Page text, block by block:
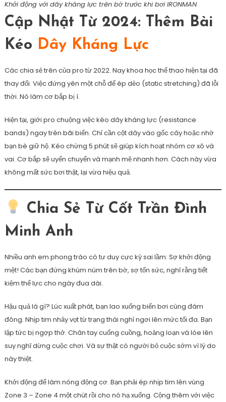
Khởi động với dây kháng lực trên bờ trước khi bơi IRONMAN
Cập Nhật Từ 2024: Thêm Bài
Kéo Dây Kháng Lực
Các chia sẻ trên của pro từ 2022. Nay khoa học thể thao hiện tại đã
thay đổi. Việc đứng yên một chỗ để ép dẻo (static stretching) đã lỗi
thời. Nó làm cơ bắp bị ì.
Hiện tại, giới pro chuộng việc kéo dây kháng lực (resistance
bands) ngay trên bãi biển. Chỉ cần cột dây vào gốc cây hoặc nhờ
bạn bè giữ hộ. Kéo chừng 5 phút sẽ giúp kích hoạt nhóm cơ xô và
vai. Cơ bắp sẽ uyển chuyển và mạnh mẽ nhanh hơn. Cách này vừa
không mất sức bơi thật, lại vừa hiệu quả.
Chia Sẻ Từ Cốt Trần Đình
Minh Anh
Nhiều anh em phong trào có tư duy cực kỳ sai lầm: Sợ khởi động
mệt! Các bạn đứng khúm núm trên bờ, sợ tốn sức, nghĩ rằng tiết
kiệm thể lực cho ngày đua dài.
Hậu quả là gì? Lúc xuất phát, bạn lao xuống biển bơi cùng đám
đông. Nhịp tim nhảy vọt từ trạng thái nghỉ ngơi lên mức tối đa. Bạn
lập tức bị ngợp thở. Chân tay cuống cuồng, hoảng loạn và lóe lên
suy nghĩ dừng cuộc chơi. Và sự thật có người bỏ cuộc sớm vì lý do
này thiệt.
Khởi động để làm nóng động cơ. Bạn phải ép nhịp tim lên vùng
Zone 3 – Zone 4 một chút rồi cho nó hạ xuống. Cộng thêm với việc